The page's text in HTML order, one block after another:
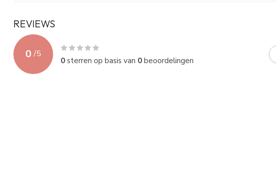
REVIEWS
0 /5
0sterren op basis van 0beoordelingen